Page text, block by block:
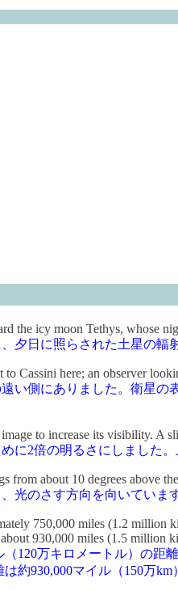
the icy moon Tethys, whose
夕日に照らされた土星の輻
Cassini here; an observer
い側にありました。衛星
to increase its visibility. A
に2倍の明るさにしました
from about 10 degrees above
光のさす方向を向いていま
750,000 miles (1.2 million
930,000 miles (1.5 million
120万キロメートル）の
約930,000マイル（150万